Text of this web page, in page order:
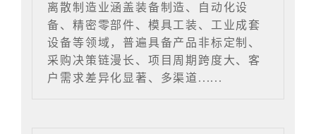
离散制造业涵盖装备制造、自动化设
备、精密零部件、模具工装、工业成套
设备等领域，普遍具备产品非标定制、
采购决策链漫长、项目周期跨度大、客
户需求差异化显著、多渠道......